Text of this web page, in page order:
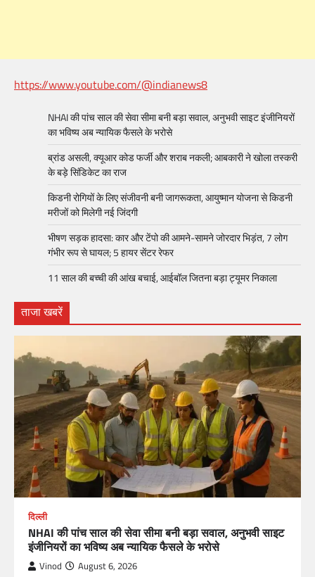
https://www.youtube.com/@indianews8
NHAI की पांच साल की सेवा सीमा बनी बड़ा सवाल, अनुभवी साइट इंजीनियरों
का भविष्य अब न्यायिक फैसले के भरोसे
ब्रांड असली, क्यूआर कोड फर्जी और शराब नकली; आबकारी ने खोला तस्करी
के बड़े सिंडिकेट का राज
किडनी रोगियों के लिए संजीवनी बनी जागरूकता, आयुष्मान योजना से किडनी
मरीजों को मिलेगी नई जिंदगी
भीषण सड़क हादसा: कार और टेंपो की आमने-सामने जोरदार भिड़ंत, 7 लोग
गंभीर रूप से घायल; 5 हायर सेंटर रेफर​
11 साल की बच्ची की आंख बचाई, आईबॉल जितना बड़ा ट्यूमर निकाला
ताजा खबरें
दिल्ली
NHAI की पांच साल की सेवा सीमा बनी बड़ा सवाल, अनुभवी साइट
इंजीनियरों का भविष्य अब न्यायिक फैसले के भरोसे
Vinod August 6, 2026